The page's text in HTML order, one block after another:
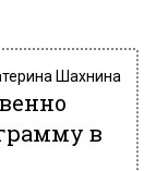
Шахнина
в